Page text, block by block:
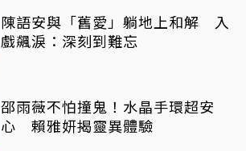
陳語安與「舊愛」躺地上和解 入
戲飆淚：深刻到難忘
邵雨薇不怕撞鬼！水晶手環超安
心 賴雅妍揭靈異體驗